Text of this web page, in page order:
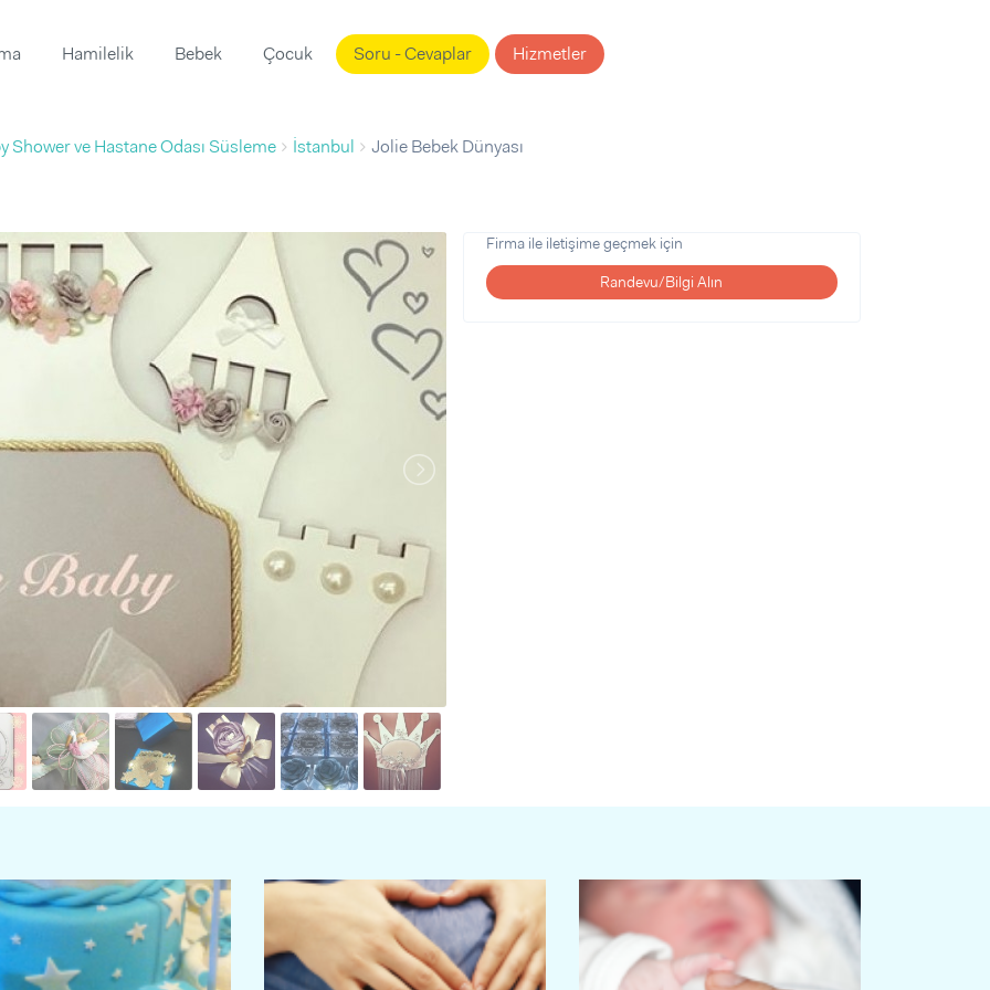
Hamilelik Bebek Çocuk Soru - Cevaplar Hizmetler
Shower ve Hastane Odası Süsleme İstanbul Jolie Bebek Dünyası
Firma ile iletişime geçmek için
Randevu/Bilgi Alın